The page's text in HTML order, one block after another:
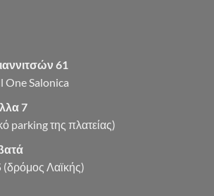
61
One Salonica
7
parking της πλατείας)
(δρόμος Λαϊκής)